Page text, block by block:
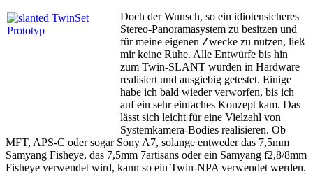
Doch der Wunsch, so ein idiotensicheres
Stereo-Panoramasystem zu besitzen und
für meine eigenen Zwecke zu nutzen, ließ
mir keine Ruhe. Alle Entwürfe bis hin
zum Twin-SLANT wurden in Hardware
realisiert und ausgiebig getestet. Einige
habe ich bald wieder verworfen, bis ich
auf ein sehr einfaches Konzept kam. Das
lässt sich leicht für eine Vielzahl von
Systemkamera-Bodies realisieren. Ob
MFT, APS-C oder sogar Sony A7, solange entweder das 7,5mm
Samyang Fisheye, das 7,5mm 7artisans oder ein Samyang f2,8/8mm
Fisheye verwendet wird, kann so ein Twin-NPA verwendet werden.